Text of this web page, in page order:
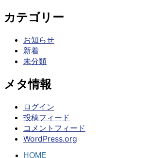
カテゴリー
お知らせ
新着
未分類
メタ情報
ログイン
投稿フィード
コメントフィード
WordPress.org
HOME